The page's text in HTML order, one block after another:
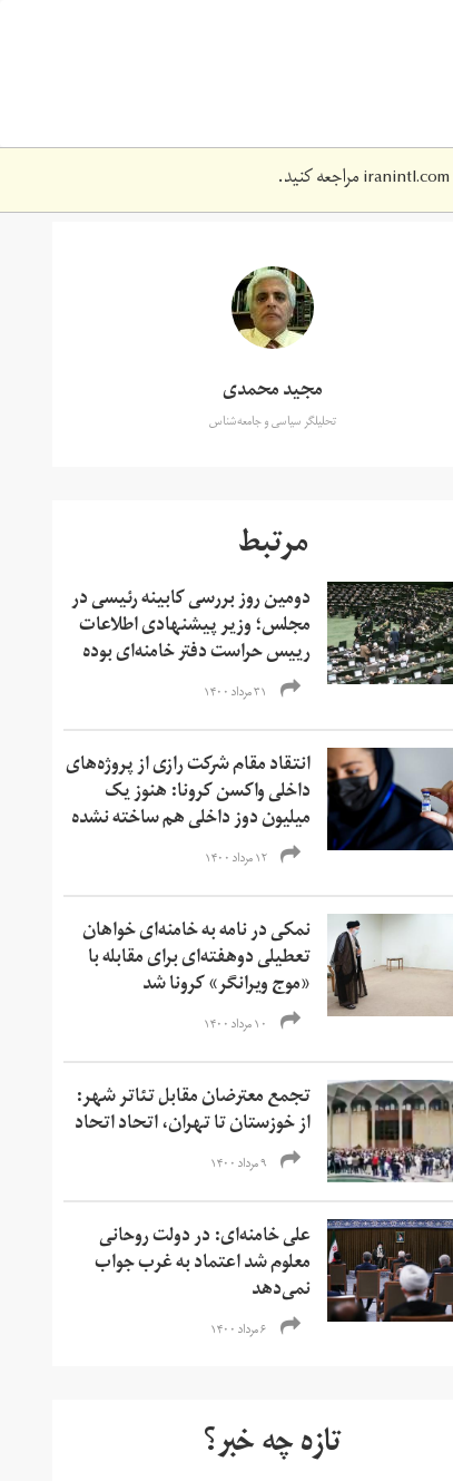
iranintl.comمراجعه کنید.
مجید محمدی
تحلیلگر سیاسی و جامعه‌شناس
مرتبط
دومین روز بررسی کابینه رئیسی در
مجلس؛ وزیر پیشنهادی اطلاعات
رییس حراست دفتر خامنه‌ای بوده
۳۱ مرداد ۱۴۰۰
انتقاد مقام شرکت رازی از پروژه‌های
داخلی واکسن کرونا: هنوز یک
میلیون دوز داخلی هم ساخته نشده
۱۲ مرداد ۱۴۰۰
نمکی در نامه به خامنه‌ای خواهان
تعطیلی دو‌هفته‌ای برای مقابله با
«‌موج ویرانگر» کرونا شد
۱۰ مرداد ۱۴۰۰
تجمع معترضان مقابل تئاتر شهر:
از خوزستان تا تهران، اتحاد اتحاد
۹ مرداد ۱۴۰۰
علی خامنه‌ای: در دولت روحانی
معلوم شد اعتماد به غرب جواب
نمی‌دهد
۶ مرداد ۱۴۰۰
تازه چه خبر؟